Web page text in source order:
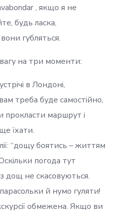
, якщо я не
будь ласка,
губляться.
на три моменти:
в Лондоні,
треба буде самостійно,
прокласти маршрут і
їхати.
“дощу боятись – життям
погода тут
дощ не скасовуються.
й нумо гуляти!
обмежена. Якщо ви